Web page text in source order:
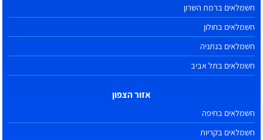
חשמלאים ברמת השרון
חשמלאים בחולון
חשמלאים בנתניה
חשמלאים בתל אביב
אזור הצפון
חשמלאים בחיפה
חשמלאים בקריות